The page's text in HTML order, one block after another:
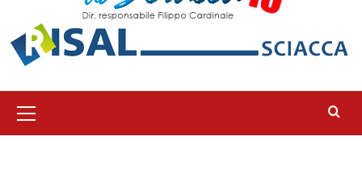
principale